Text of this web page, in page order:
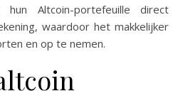
hun Altcoin-portefeuille direct
waardoor het makkelijker
en op te nemen.